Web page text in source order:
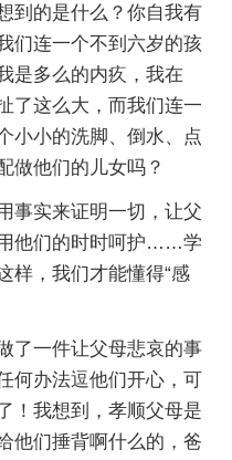
到的是什么？你自我有
们连一个不到六岁的孩
是多么的内疚，我在
了这么大，而我们连一
小小的洗脚、倒水、点
做他们的儿女吗？
事实来证明一切，让父
他们的时时呵护……学
样，我们才能懂得“感
了一件让父母悲哀的事
何办法逗他们开心，可
！我想到，孝顺父母是
他们捶背啊什么的，爸